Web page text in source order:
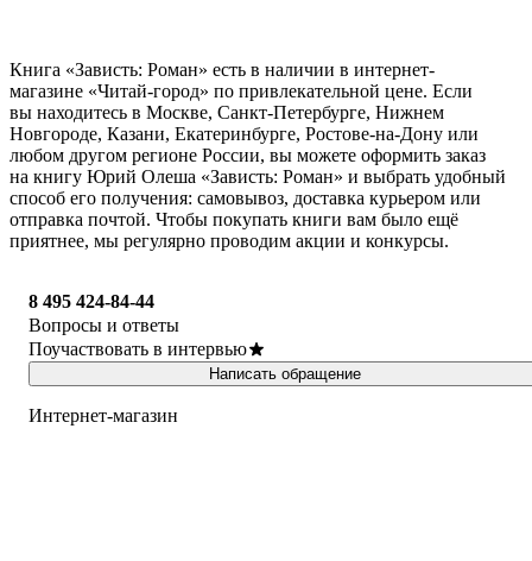
Книга «Зависть: Роман» есть в наличии в интернет-
магазине «Читай-город» по привлекательной цене. Если
вы находитесь в Москве, Санкт-Петербурге, Нижнем
Новгороде, Казани, Екатеринбурге, Ростове-на-Дону или
любом другом регионе России, вы можете оформить заказ
на книгу Юрий Олеша «Зависть: Роман» и выбрать удобный
способ его получения: самовывоз, доставка курьером или
отправка почтой. Чтобы покупать книги вам было ещё
приятнее, мы регулярно проводим акции и конкурсы.
8 495 424-84-44
Вопросы и ответы
Поучаствовать в интервью
Написать обращение
Интернет-магазин